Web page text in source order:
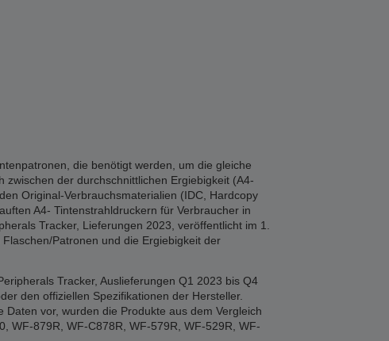
die benötigt werden, um die gleiche
zwischen der durchschnittlichen Ergiebigkeit (A4-
Original-Verbrauchsmaterialien (IDC, Hardcopy
A4- Tintenstrahldruckern für Verbraucher in
Tracker, Lieferungen 2023, veröffentlicht im 1.
Patronen und die Ergiebigkeit der
Tracker, Auslieferungen Q1 2023 bis Q4
den offiziellen Spezifikationen der Hersteller.
vor, wurden die Produkte aus dem Vergleich
WF-879R, WF-C878R, WF-579R, WF-529R, WF-